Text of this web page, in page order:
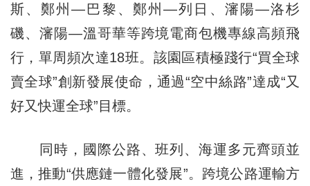
斯、鄭州—巴黎、鄭州—列日、瀋陽—洛杉
磯、瀋陽—溫哥華等跨境電商包機專線高頻飛
行，單周頻次達18班。該園區積極踐行“買全球
賣全球”創新發展使命，通過“空中絲路”達成“又
好又快運全球”目標。
同時，國際公路、班列、海運多元齊頭並
進，推動“供應鏈一體化發展”。跨境公路運輸方